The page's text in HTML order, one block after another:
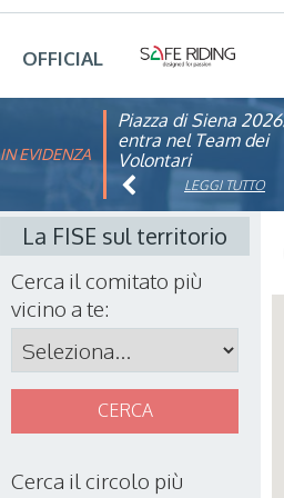
OFFICIAL
IN EVIDENZA
Piazza di Siena
entra nel Team dei
Volontari
LEGGI TUTTO
FISE: aperta la
affiliazione 2026
LEGGI TUTTO
La FISE sul territorio
Cerca il comitato più
vicino a te:
Cerca il circolo più